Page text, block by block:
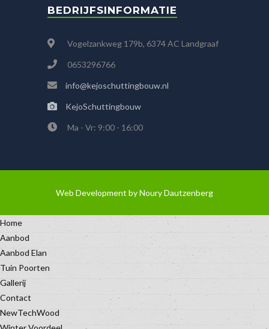
BEDRIJFSINFORMATIE
Vogelzankweg 179b, 6374 AC Landgraaf
0653296766
info@kejoschuttingbouw.nl
KejoSchuttingbouw
Ma - Vr: 9:00 - 16:00
Web Development byNoury Dautzenberg
Home
Aanbod
Aanbod Elan
Tuin Poorten
Gallerij
Contact
NewTechWood